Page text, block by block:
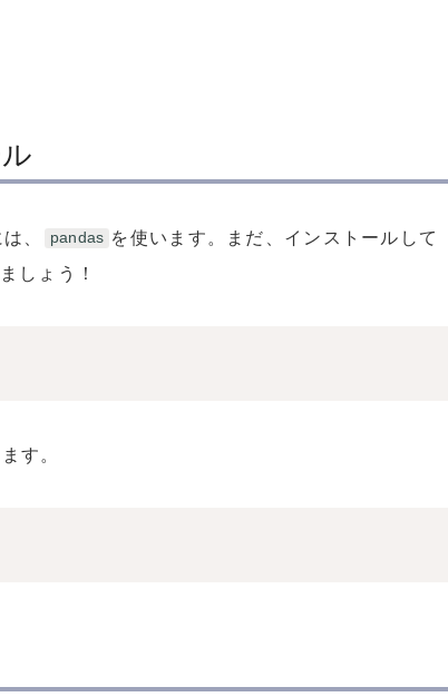
、 pandas を使います。まだ、インストールして
しょう！
す。